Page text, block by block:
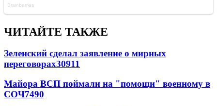
ЧИТАЙТЕ ТАКЖЕ
Зеленский сделал заявление о мирных
переговорах30911
Майора ВСП поймали на "помощи" военному в
СОЧ7490